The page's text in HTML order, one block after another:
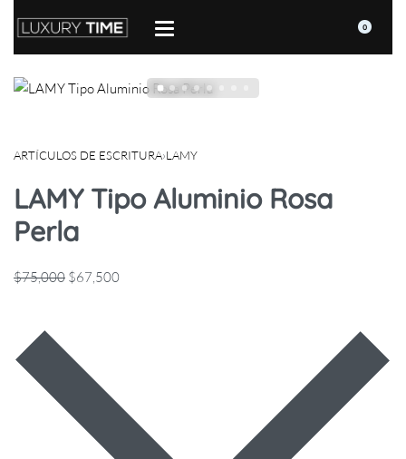
0
ARTÍCULOS DE ESCRITURA›LAMY
LAMY Tipo Aluminio Rosa
Perla
$75,000 $67,500